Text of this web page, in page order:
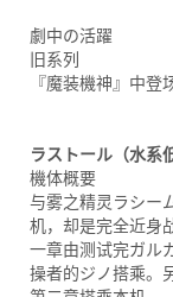
劇中の活躍
旧系列
『魔装機神』中登
ラストール（水系
機体概要
与雾之精灵ラシー
机，却是完全近身
一章由测试完ガル
操者的ジノ搭乘。